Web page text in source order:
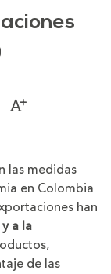
letra
Disminuir
letra
las medidas
en Colombia
han
a la
de las